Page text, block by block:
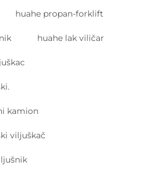
huahe propan-forklift
huahe lak viličar
kamion
viljuškač